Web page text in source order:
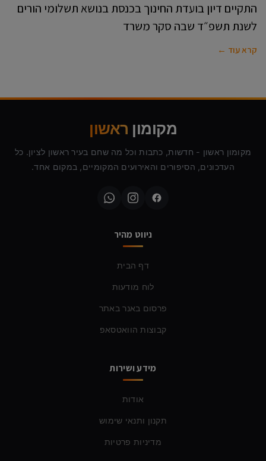
התקיים דיון בועדת החינוך בכנסת בנושא תשלומי הורים
לשנת תשפ״ד שבה סקר משרד
קרא עוד ←
מקומון ראשון
מקומון ראשון - חדשות, כתבות וכל מה שחם בעיר ראשון לציון. כל
העדכונים, הסיפורים והאירועים המקומיים, במקום אחד.
ניווט מהיר
דף הבית
לוח מודעות
פרסום באנר באתר
קבוצות הוואטסאפ
מידע ושירות
אודות
תקנון ותנאי שימוש
מדיניות פרטיות